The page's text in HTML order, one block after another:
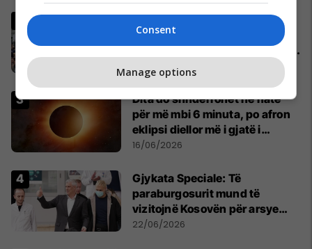
Studentët serbë vizituan
Kosovën: Na kanë gënjyer,
bashkëkombësit tanë s’janë të
21/06/2026
Dita do shndërrohet në natë
për më mbi 6 minuta, po afron
eklipsi diellor më i gjatë i
shekullit të 21-të
16/06/2026
​Gjykata Speciale: Të
paraburgosurit mund të
vizitojnë Kosovën për arsye
humanitare
22/06/2026
Consent
Manage options